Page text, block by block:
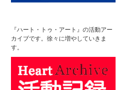
『ハート・トゥ・アート』の活動アー
カイブです。徐々に増やしていきま
す。